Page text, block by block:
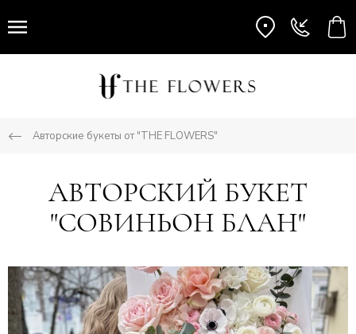
Авторские букеты от "THE FLOWERS"
АВТОРСКИЙ БУКЕТ
"СОВИНЬОН БЛАН"